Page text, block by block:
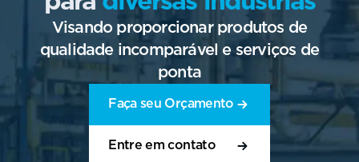
Visando proporcionar produtos de
qualidade incomparável e serviços de
ponta
Faça seu Orçamento
Entre em contato